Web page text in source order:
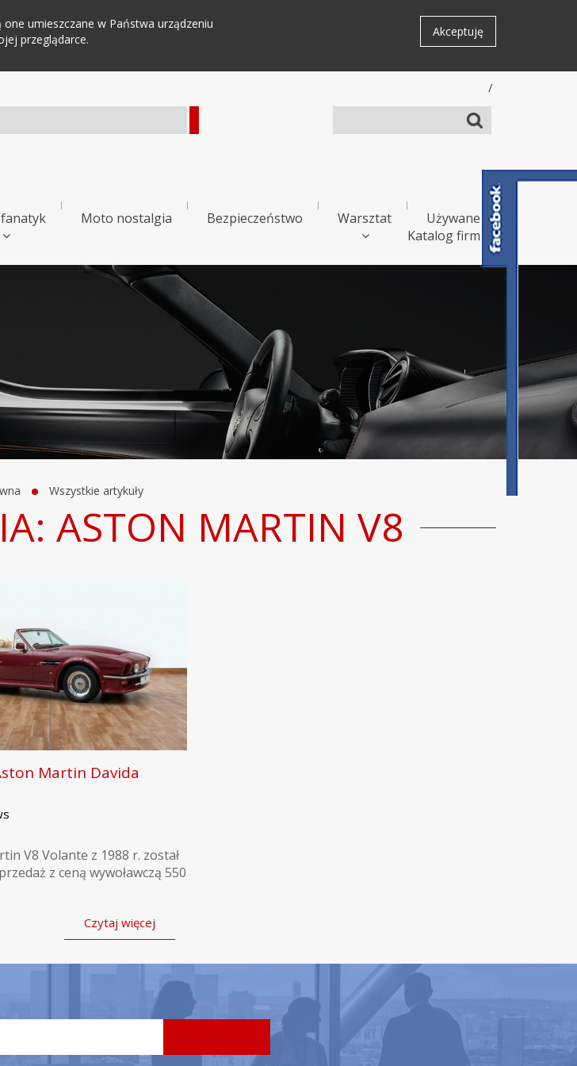
umieszczane w Państwa urządzeniu
przeglądarce.
Akceptuję
/
Moto nostalgia Bezpieczeństwo Warsztat
Używane
Katalog firm
Wszystkie artykuły
ASTON MARTIN V8
Martin Davida
V8 Volante z 1988 r. został
z ceną wywoławczą 550
Czytaj więcej